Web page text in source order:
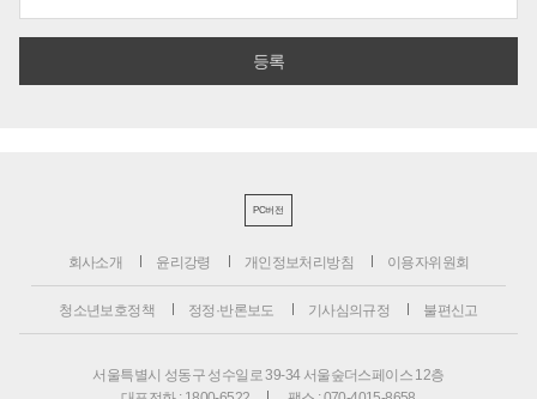
PC버전
회사소개 윤리강령 개인정보처리방침 이용자위원회
청소년보호정책 정정·반론보도 기사심의규정 불편신고
서울특별시 성동구 성수일로 39-34 서울숲더스페이스 12층